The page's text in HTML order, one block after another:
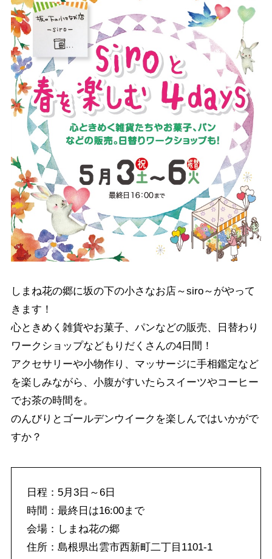
しまね花の郷に坂の下の小さなお店～siro～がやって
きます！
心ときめく雑貨やお菓子、パンなどの販売、日替わり
ワークショップなどもりだくさんの4日間！
アクセサリーや小物作り、マッサージに手相鑑定など
を楽しみながら、小腹がすいたらスイーツやコーヒー
でお茶の時間を。
のんびりとゴールデンウイークを楽しんではいかがで
すか？
日程：5月3日～6日
時間：最終日は16:00まで
会場：しまね花の郷
住所：島根県出雲市西新町二丁目1101-1